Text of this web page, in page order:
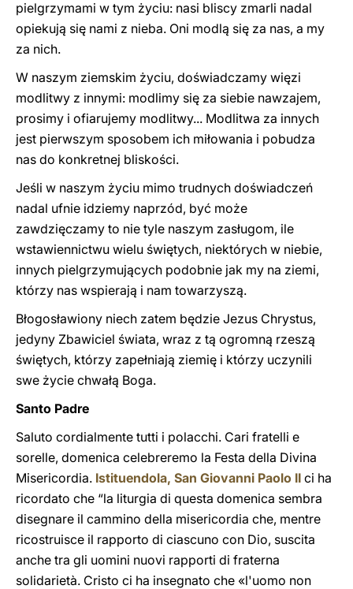
pielgrzymami w tym życiu: nasi bliscy zmarli nadal
opiekują się nami z nieba. Oni modlą się za nas, a my
za nich.
W naszym ziemskim życiu, doświadczamy więzi
modlitwy z innymi: modlimy się za siebie nawzajem,
prosimy i ofiarujemy modlitwy... Modlitwa za innych
jest pierwszym sposobem ich miłowania i pobudza
nas do konkretnej bliskości.
Jeśli w naszym życiu mimo trudnych doświadczeń
nadal ufnie idziemy naprzód, być może
zawdzięczamy to nie tyle naszym zasługom, ile
wstawiennictwu wielu świętych, niektórych w niebie,
innych pielgrzymujących podobnie jak my na ziemi,
którzy nas wspierają i nam towarzyszą.
Błogosławiony niech zatem będzie Jezus Chrystus,
jedyny Zbawiciel świata, wraz z tą ogromną rzeszą
świętych, którzy zapełniają ziemię i którzy uczynili
swe życie chwałą Boga.
Santo Padre
Saluto cordialmente tutti i polacchi. Cari fratelli e
sorelle, domenica celebreremo la Festa della Divina
Misericordia. Istituendola, San Giovanni Paolo II ci ha
ricordato che “la liturgia di questa domenica sembra
disegnare il cammino della misericordia che, mentre
ricostruisce il rapporto di ciascuno con Dio, suscita
anche tra gli uomini nuovi rapporti di fraterna
solidarietà. Cristo ci ha insegnato che «l'uomo non